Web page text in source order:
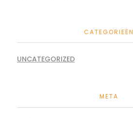
CATEGORIEËN
UNCATEGORIZED
META